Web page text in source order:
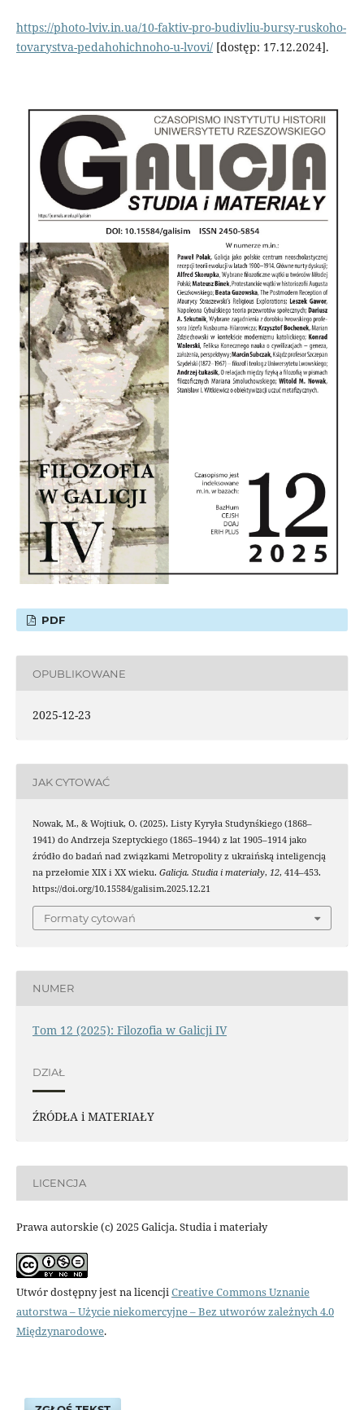
https://photo-lviv.in.ua/10-faktiv-pro-budivliu-bursy-ruskoho-
tovarystva-pedahohichnoho-u-lvovi/[dostęp: 17.12.2024].
PDF
OPUBLIKOWANE
2025-12-23
JAK CYTOWAĆ
Nowak, M., & Wojtiuk, O. (2025). Listy Kyryła Studynśkiego (1868–
1941) do Andrzeja Szeptyckiego (1865–1944) z lat 1905–1914 jako
źródło do badań nad związkami Metropolity z ukraińską inteligencją
na przełomie XIX i XX wieku. Galicja. Studia i materiały, 12, 414–453.
https://doi.org/10.15584/galisim.2025.12.21
Formaty cytowań
NUMER
Tom 12 (2025): Filozofia w Galicji IV
DZIAŁ
ŹRÓDŁA i MATERIAŁY
LICENCJA
Prawa autorskie (c) 2025 Galicja. Studia i materiały
Utwór dostępny jest na licencjiCreative Commons Uznanie
autorstwa – Użycie niekomercyjne – Bez utworów zależnych 4.0
Międzynarodowe.